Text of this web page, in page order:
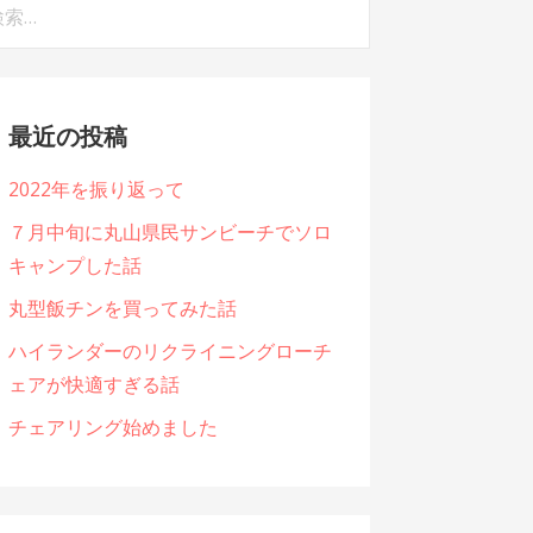
最近の投稿
2022年を振り返って
７月中旬に丸山県民サンビーチでソロ
キャンプした話
丸型飯チンを買ってみた話
ハイランダーのリクライニングローチ
ェアが快適すぎる話
チェアリング始めました